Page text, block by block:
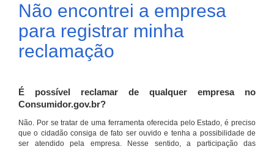
Não encontrei a empresa
para registrar minha
reclamação
É possível reclamar de qualquer empresa no
Consumidor.gov.br?
Não. Por se tratar de uma ferramenta oferecida pelo Estado, é preciso
que o cidadão consiga de fato ser ouvido e tenha a possibilidade de
ser atendido pela empresa. Nesse sentido, a participação das